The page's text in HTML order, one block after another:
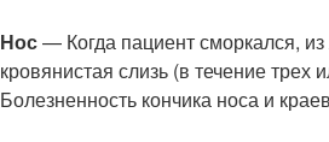
Нос— Когда пациент сморкался,
кровянистая слизь (в течение трех
Болезненность кончика носа и